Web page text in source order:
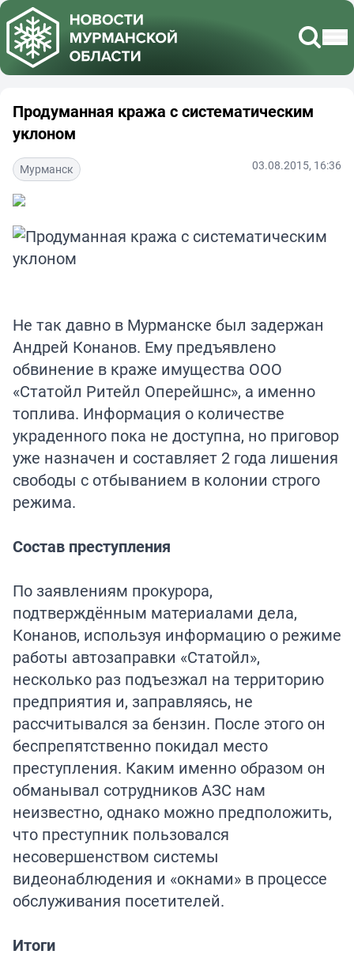
Продуманная кража с систематическим
уклоном
Мурманск 03.08.2015, 16:36
Не так давно в Мурманске был задержан
Андрей Конанов. Ему предъявлено
обвинение в краже имущества ООО
«Статойл Ритейл Оперейшнс», а именно
топлива. Информация о количестве
украденного пока не доступна, но приговор
уже назначен и составляет 2 года лишения
свободы с отбыванием в колонии строго
режима.
Состав преступления
По заявлениям прокурора,
подтверждённым материалами дела,
Конанов, используя информацию о режиме
работы автозаправки «Статойл»,
несколько раз подъезжал на территорию
предприятия и, заправляясь, не
рассчитывался за бензин. После этого он
беспрепятственно покидал место
преступления. Каким именно образом он
обманывал сотрудников АЗС нам
неизвестно, однако можно предположить,
что преступник пользовался
несовершенством системы
видеонаблюдения и «окнами» в процессе
обслуживания посетителей.
Итоги